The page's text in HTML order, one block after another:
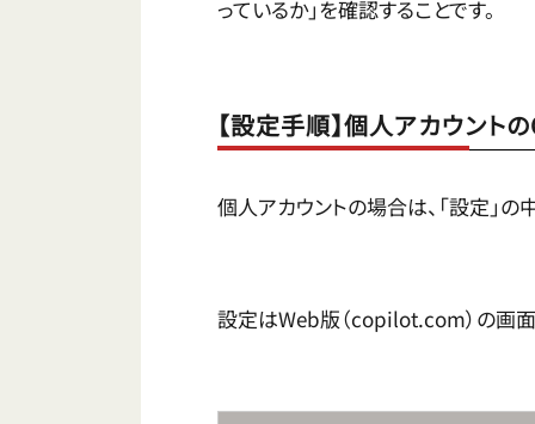
っているか」を確認することです。
【設定手順】個人アカウン
個人アカウントの場合は、「設定」の
設定はWeb版（copilot.com）の画面